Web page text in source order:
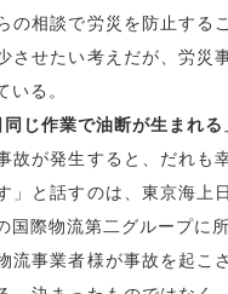
相談で労災を防止する
させたい考えだが、労災
いる。
じ作業で油断が生まれる
が発生すると、だれも
」と話すのは、東京海上
国際物流第二グループに
事業者様が事故を起こ